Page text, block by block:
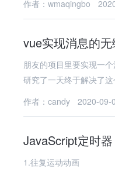
作者：wmaqingbo
vue实现消息的
朋友的项目里要实现一
研究了一天终于解决了
作者：candy
2020-09-
JavaScript定时器
1.往复运动动画